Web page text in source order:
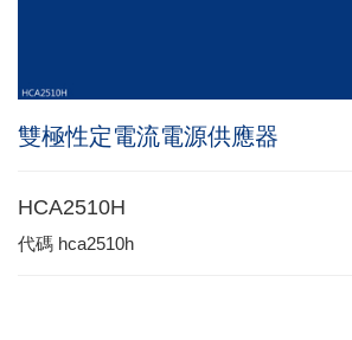
雙極性定電流電源供應器
HCA2510H
代碼 hca2510h